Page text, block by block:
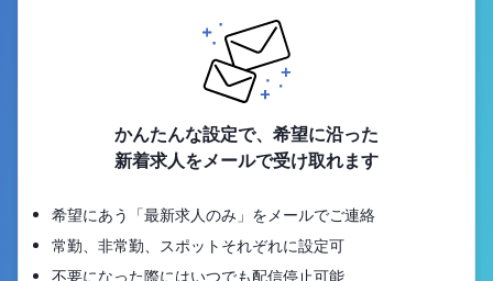
かんたんな設定で、希望に沿った
新着求人をメールで受け取れます
希望にあう「最新求人のみ」をメールでご連絡
常勤、非常勤、スポットそれぞれに設定可
不要になった際にはいつでも配信停止可能